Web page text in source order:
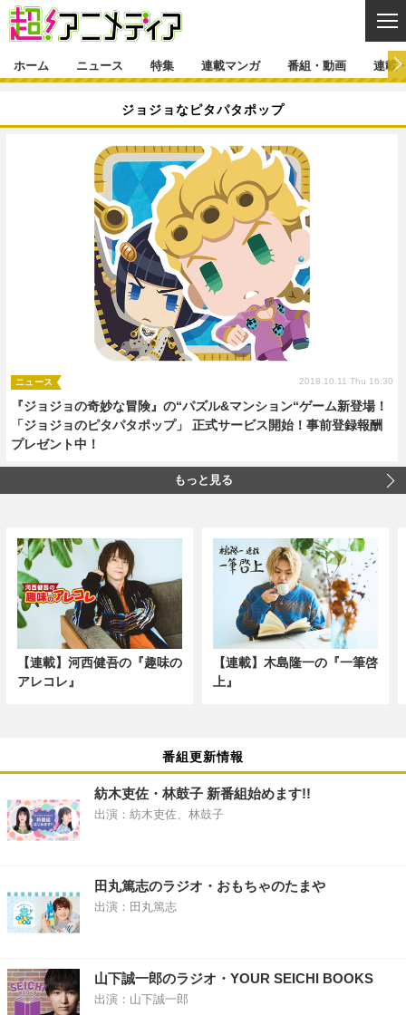
ゲーム・アプリ マンガ
映画 音楽
グッズ
声優 コスプレ
舞台 新帝スタ
特集一覧 カバー
インタビュー レポート
ラキりす
連載マンガ一覧 連載一覧
番組・動画一覧 ラジオ
動画
連載・ブログ一覧 コラム
編集部ブログ・お知らせ
ホーム ニュース 特集 連載マンガ 番組・動画 連載
ジョジョなピタパタポップ
『ジョジョの奇妙な冒険』の“パズル&マンション“ゲーム新登場！
「ジョジョのピタパタポップ」 正式サービス開始！事前登録報酬
プレゼント中！
ニュース 2018.10.11 Thu 16:30
もっと見る
【連載】河西健吾の『趣味の
アレコレ』
【連載】木島隆一の『一筆啓
上』
番組更新情報
紡木吏佐・林鼓子 新番組始めます!!
出演：紡木吏佐、林鼓子
田丸篤志のラジオ・おもちゃのたまや
出演：田丸篤志
山下誠一郎のラジオ・YOUR SEICHI BOOKS
出演：山下誠一郎